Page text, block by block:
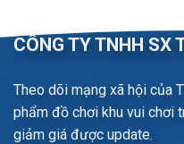
CÔNG TY TNHH SX
Theo dõi mạng xã hội của
phẩm đồ chơi khu vui chơi
giảm giá được update.